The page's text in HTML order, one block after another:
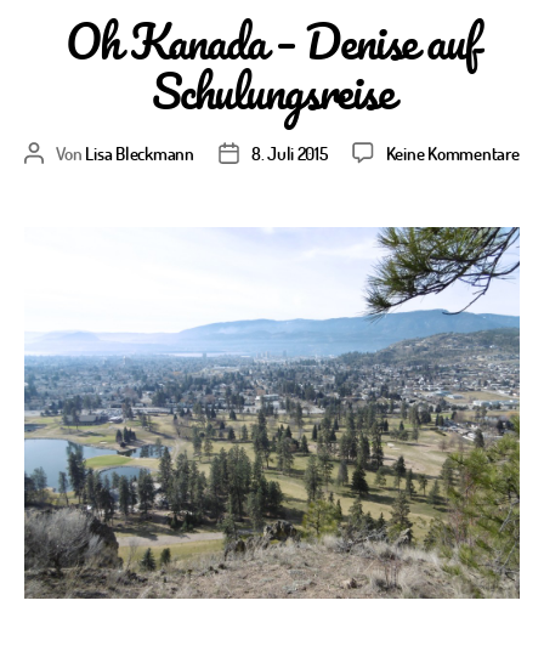
Oh Kanada – Denise auf
Schulungsreise
Beitragsautor
Von Lisa Bleckmann Veröffentlichungsdatum
8. Juli 2015 Keine Kommentarezu
–